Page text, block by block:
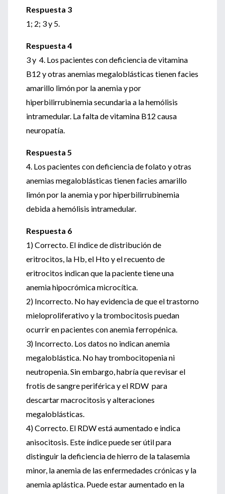
Respuesta 3
1; 2; 3 y 5.
Respuesta 4
3 y 4. Los pacientes con deficiencia de vitamina
B12 y otras anemias megaloblásticas tienen facies
amarillo limón por la anemia y por
hiperbilirrubinemia secundaria a la hemólisis
intramedular. La falta de vitamina B12 causa
neuropatía.
Respuesta 5
4. Los pacientes con deficiencia de folato y otras
anemias megaloblásticas tienen facies amarillo
limón por la anemia y por hiperbilirrubinemia
debida a hemólisis intramedular.
Respuesta 6
1) Correcto. El índice de distribución de
eritrocitos, la Hb, el Hto y el recuento de
eritrocitos indican que la paciente tiene una
anemia hipocrómica microcítica.
2) Incorrecto. No hay evidencia de que el trastorno
mieloproliferativo y la trombocitosis puedan
ocurrir en pacientes con anemia ferropénica.
3) Incorrecto. Los datos no indican anemia
megaloblástica. No hay trombocitopenia ni
neutropenia. Sin embargo, habría que revisar el
frotis de sangre periférica y el RDW para
descartar macrocitosis y alteraciones
megaloblásticas.
4) Correcto. El RDW está aumentado e indica
anisocitosis. Este índice puede ser útil para
distinguir la deficiencia de hierro de la talasemia
minor, la anemia de las enfermedades crónicas y la
anemia aplástica. Puede estar aumentado en la